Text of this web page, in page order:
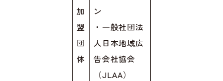
加
盟
団
体
ン
・一般社団法
人日本地域広
告会社協会
（JLAA）